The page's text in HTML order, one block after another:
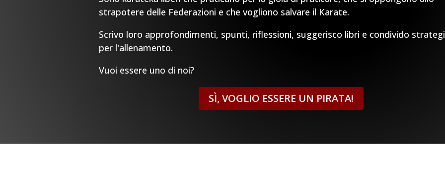
strapotere delle Federazioni e che vogliono salvare il Karate.
Scrivo loro approfondimenti, spunti, riflessioni, suggerisco libri e condivido
per l'allenamento.
Vuoi essere uno di noi?
SÌ, VOGLIO ESSERE UN PIRATA!